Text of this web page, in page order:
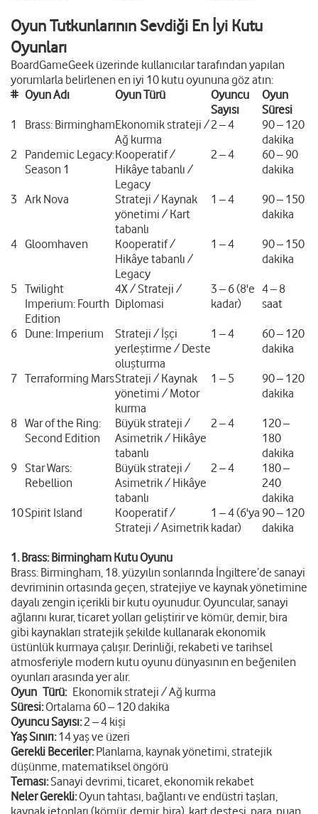
Oyun Tutkunlarının Sevdiği En İyi Kutu
Oyunları
BoardGameGeek üzerinde kullanıcılar tarafından yapılan
yorumlarla belirlenen en iyi 10 kutu oyununa göz atın:
# Oyun Adı Oyun Türü
Oyuncu
Sayısı
Oyun
Süresi
1
Brass: BirminghamEkonomik strateji /
Ağ kurma
2 – 4
90 – 120
dakika
2
Pandemic Legacy:
Season 1
Kooperatif /
Hikâye tabanlı /
Legacy
2 – 4
60 – 90
dakika
3 Ark Nova
Strateji / Kaynak
yönetimi / Kart
tabanlı
1 – 4
90 – 150
dakika
4 Gloomhaven
Kooperatif /
Hikâye tabanlı /
Legacy
1 – 4
90 – 150
dakika
5 Twilight
Imperium: Fourth
Edition
4X / Strateji /
Diplomasi
3 – 6 (8'e
kadar)
4 – 8
saat
6 Dune: Imperium
Strateji / İşçi
yerleştirme / Deste
oluşturma
1 – 4
60 – 120
dakika
7 Terraforming MarsStrateji / Kaynak
yönetimi / Motor
kurma
1 – 5
90 – 120
dakika
8 War of the Ring:
Second Edition
Büyük strateji /
Asimetrik / Hikâye
tabanlı
2 – 4
120 –
180
dakika
9 Star Wars:
Rebellion
Büyük strateji /
Asimetrik / Hikâye
tabanlı
2 – 4
180 –
240
dakika
10Spirit Island
Kooperatif /
Strateji / Asimetrik
1 – 4 (6'ya
kadar)
90 – 120
dakika
1. Brass: Birmingham Kutu Oyunu
Brass: Birmingham, 18. yüzyılın sonlarında İngiltere’de sanayi
devriminin ortasında geçen, stratejiye ve kaynak yönetimine
dayalı zengin içerikli bir kutu oyunudur. Oyuncular, sanayi
ağlarını kurar, ticaret yolları geliştirir ve kömür, demir, bira
gibi kaynakları stratejik şekilde kullanarak ekonomik
üstünlük kurmaya çalışır. Derinliği, rekabeti ve tarihsel
atmosferiyle modern kutu oyunu dünyasının en beğenilen
oyunları arasında yer alır.
Oyun Türü:Ekonomik strateji / Ağ kurma
Süresi:Ortalama 60 – 120 dakika
Oyuncu Sayısı:2 – 4 kişi
Yaş Sınırı:14 yaş ve üzeri
Gerekli Beceriler:Planlama, kaynak yönetimi, stratejik
düşünme, matematiksel öngörü
Teması:Sanayi devrimi, ticaret, ekonomik rekabet
Neler Gerekli:Oyun tahtası, bağlantı ve endüstri taşları,
kaynak jetonları (kömür, demir, bira), kart destesi, para, puan